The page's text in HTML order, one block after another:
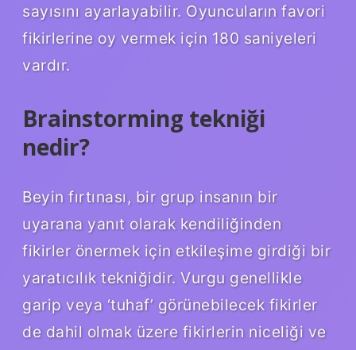
sayısını ayarlayabilir. Oyuncuların favori
fikirlerine oy vermek için 180 saniyeleri
vardır.
Brainstorming tekniği
nedir?
Beyin fırtınası, bir grup insanın bir
uyarana yanıt olarak kendiliğinden
fikirler önermek için etkileşime girdiği bir
yaratıcılık tekniğidir. Vurgu genellikle
garip veya ‘tuhaf’ görünebilecek fikirler
de dahil olmak üzere fikirlerin niceliği ve